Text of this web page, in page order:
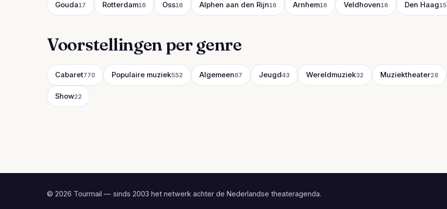
Gouda17 Rotterdam16 Oss16 Alphen aan den Rijn16 Arnhem16 Veldhoven16 Den Haag15
Voorstellingen per genre
Cabaret770 Populaire muziek552 Algemeen67 Jeugd43 Wereldmuziek32 Muziektheater28
Show22
© 2026 Tourmail — sinds 2003 het netwerk achter de Nederlandse theateragenda.